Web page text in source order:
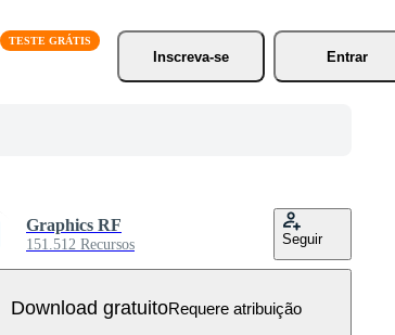
Inscreva-se
Entrar
Graphics RF
151.512 Recursos Seguir
Download gratuitoRequere atribuição